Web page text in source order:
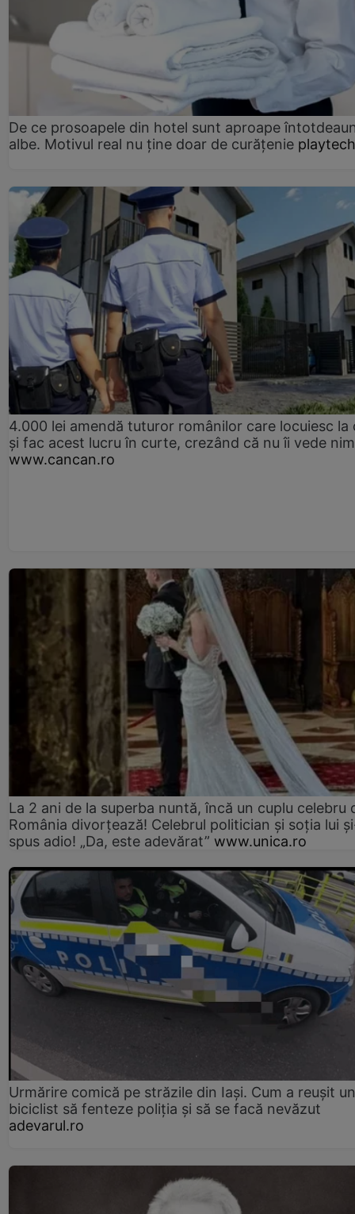
De ce prosoapele din hotel sunt aproape
albe. Motivul real nu ține doar de curățenie
4.000 lei amendă tuturor românilor care locuiesc la
și fac acest lucru în curte, crezând că nu îi vede
www.cancan.ro
La 2 ani de la superba nuntă, încă un cuplu celebru
România divorțează! Celebrul politician și soția lui
spus adio! „Da, este adevărat” www.unica.ro
Urmărire comică pe străzile din Iași. Cum a reușit un
biciclist să fenteze poliția și să se facă nevăzut
adevarul.ro